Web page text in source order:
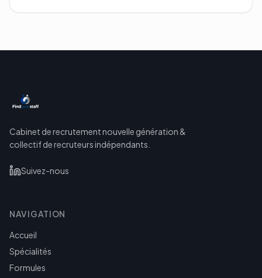
Cabinet de recrutement nouvelle génération &
collectif de recruteurs indépendants.
Suivez-nous
NAVIGATION
Accueil
Spécialités
Formules